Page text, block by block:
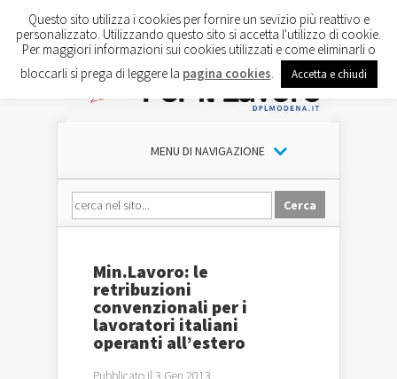
MENU DI NAVIGAZIONE
Min.Lavoro: le
retribuzioni
convenzionali per i
lavoratori italiani
operanti all’estero
Pubblicato il 3 Gen 2013
Questo sito utilizza i cookies per fornire un sevizio più reattivo e
personalizzato. Utilizzando questo sito si accetta l'utilizzo di cookie.
Per maggiori informazioni sui cookies utilizzati e come eliminarli o
bloccarli si prega di leggere la pagina cookies Accetta e chiudi